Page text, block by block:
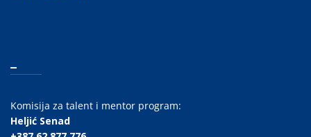
Komisija za talent i mentor program:
Heljić Senad